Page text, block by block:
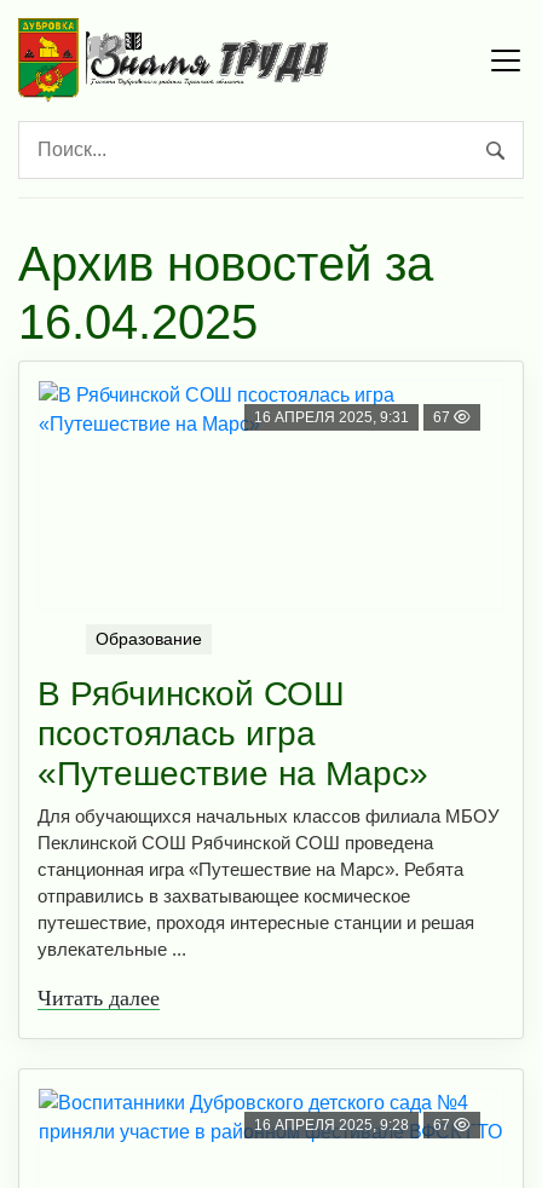
Архив новостей за
16.04.2025
16 АПРЕЛЯ 2025, 9:31 67
Образование
В Рябчинской СОШ
псостоялась игра
«Путешествие на Марс»
Для обучающихся начальных классов филиала МБОУ
Пеклинской СОШ Рябчинской СОШ проведена
станционная игра «Путешествие на Марс». Ребята
отправились в захватывающее космическое
путешествие, проходя интересные станции и решая
увлекательные ...
Читать далее
16 АПРЕЛЯ 2025, 9:28 67